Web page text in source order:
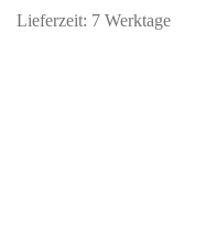
Lieferzeit: 7 Werktage